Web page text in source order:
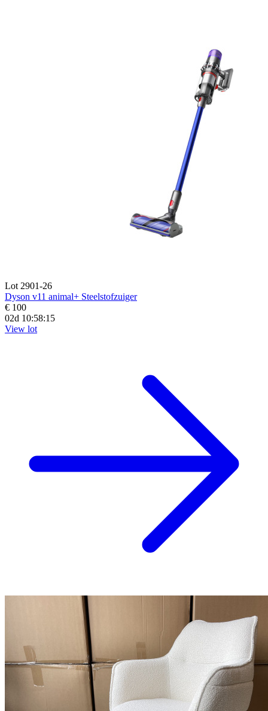
Lot 2901-26
Dyson v11 animal+ Steelstofzuiger
€ 100
02d 10:58:14
View lot